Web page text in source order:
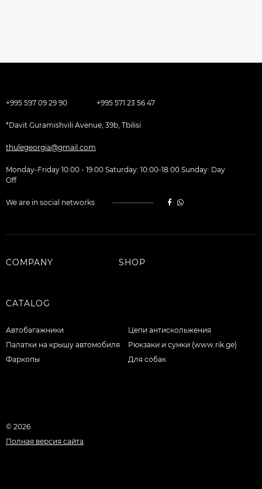
+995 597 09 29 90 +995 571 23 56 47
*Davit Guramishvili Avenue, 39b, Tbilisi
thulegeorgia@gmail.com
Monday-Friday 10:00 - 19:00 Saturday: 10:00-18:00 Sunday: Day
Off
We are in social networks
COMPANY SHOP
CATALOG
Автобагажники
Палатки на крышу автомобиля
Фаркопы
Цепи антискольжения
Рюкзаки и сумки (www.rik.ge)
Для собак
© 2026
Полная версия сайта